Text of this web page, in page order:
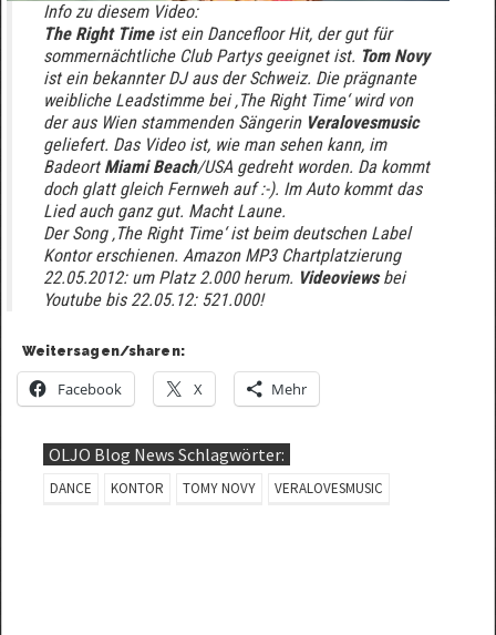
Info zu diesem Video:
The Right Timeist ein Dancefloor Hit, der gut für
sommernächtliche Club Partys geeignet ist. Tom Novy
ist ein bekannter DJ aus der Schweiz. Die prägnante
weibliche Leadstimme bei ‚The Right Time‘ wird von
der aus Wien stammenden Sängerin Veralovesmusic
geliefert. Das Video ist, wie man sehen kann, im
Badeort Miami Beach/USA gedreht worden. Da kommt
doch glatt gleich Fernweh auf :-). Im Auto kommt das
Lied auch ganz gut. Macht Laune.
Der Song ‚The Right Time‘ ist beim deutschen Label
Kontor erschienen. Amazon MP3 Chartplatzierung
22.05.2012: um Platz 2.000 herum. Videoviewsbei
Youtube bis 22.05.12: 521.000!
Weitersagen/sharen:
Facebook X Mehr
OLJO Blog News Schlagwörter:
DANCE KONTOR TOMY NOVY VERALOVESMUSIC